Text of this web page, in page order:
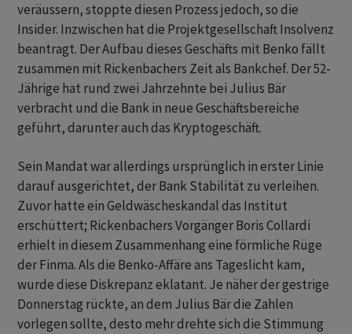
veräussern, stoppte diesen Prozess jedoch, so die
Insider. Inzwischen hat die Projektgesellschaft Insolvenz
beantragt. Der Aufbau dieses Geschäfts mit Benko fällt
zusammen mit Rickenbachers Zeit als Bankchef. Der 52-
Jährige hat rund zwei Jahrzehnte bei Julius Bär
verbracht und die Bank in neue Geschäftsbereiche
geführt, darunter auch das Kryptogeschäft.
Sein Mandat war allerdings ursprünglich in erster Linie
darauf ausgerichtet, der Bank Stabilität zu verleihen.
Zuvor hatte ein Geldwäscheskandal das Institut
erschüttert; Rickenbachers Vorgänger Boris Collardi
erhielt in diesem Zusammenhang eine förmliche Rüge
der Finma. Als die Benko-Affäre ans Tageslicht kam,
wurde diese Diskrepanz eklatant. Je näher der gestrige
Donnerstag rückte, an dem Julius Bär die Zahlen
vorlegen sollte, desto mehr drehte sich die Stimmung